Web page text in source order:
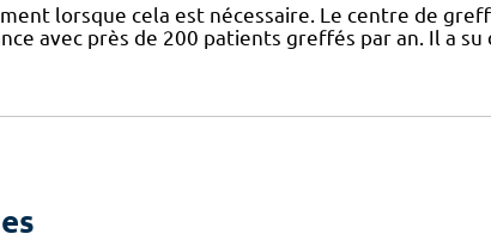
lorsque cela est nécessaire. Le centre de
avec près de 200 patients greffés par an. Il a